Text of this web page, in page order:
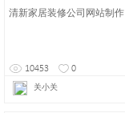
清新家居装修公司网站制作
10453 0
关小关